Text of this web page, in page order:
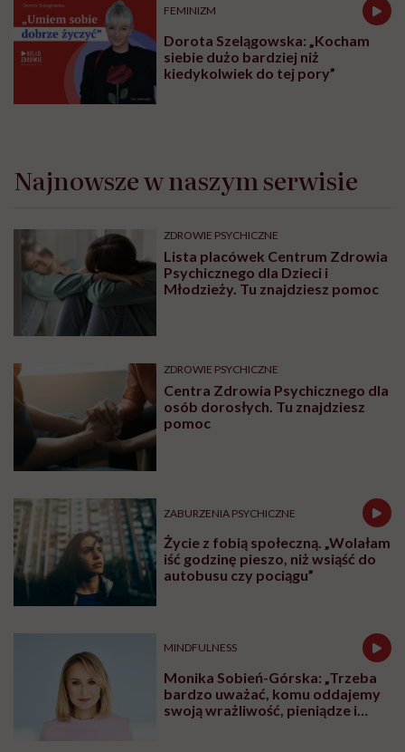
FEMINIZM
Dorota Szelągowska: „Kocham
siebie dużo bardziej niż
kiedykolwiek do tej pory”
Najnowsze w naszym serwisie
ZDROWIE PSYCHICZNE
Lista placówek Centrum Zdrowia
Psychicznego dla Dzieci i
Młodzieży. Tu znajdziesz pomoc
ZDROWIE PSYCHICZNE
Centra Zdrowia Psychicznego dla
osób dorosłych. Tu znajdziesz
pomoc
ZABURZENIA PSYCHICZNE
Życie z fobią społeczną. „Wolałam
iść godzinę pieszo, niż wsiąść do
autobusu czy pociągu”
MINDFULNESS
Monika Sobień-Górska: „Trzeba
bardzo uważać, komu oddajemy
swoją wrażliwość, pieniądze i